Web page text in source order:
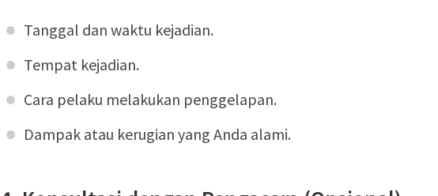
Tanggal dan waktu kejadian.
Tempat kejadian.
Cara pelaku melakukan penggelapan.
Dampak atau kerugian yang Anda alami.